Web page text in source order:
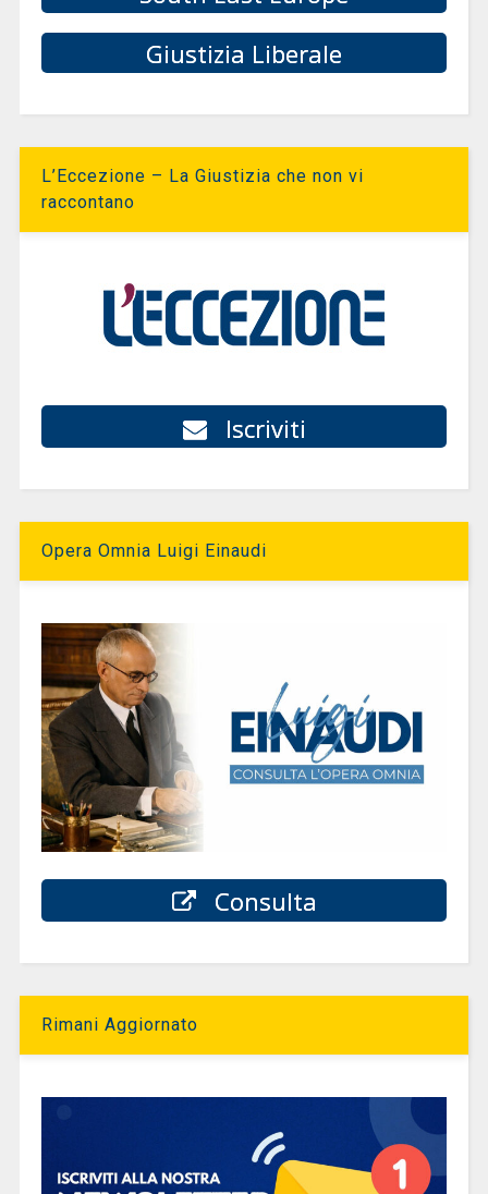
Giustizia Liberale
L’Eccezione – La Giustizia che non vi
raccontano
Iscriviti
Opera Omnia Luigi Einaudi
Consulta
Rimani Aggiornato